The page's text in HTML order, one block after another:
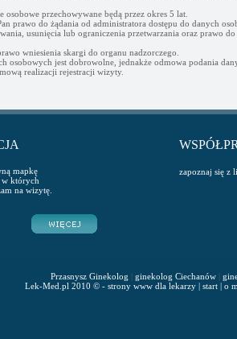
osobowe przechowywane będą przez okres 5 lat.
prawo do żądania od administratora dostępu do danych
usunięcia lub ograniczenia przetwarzania oraz prawo do
wniesienia skargi do organu nadzorczego.
osobowych jest dobrowolne, jednakże odmowa podania
realizacji rejestracji wizyty.
mapkę
w których
na wizytę.
zapoznaj się z
Przasnysz Ginekolog | ginekolog Ciechanów|
Lek-Med.pl 2010 © - strony www dla lekarzy| start| o